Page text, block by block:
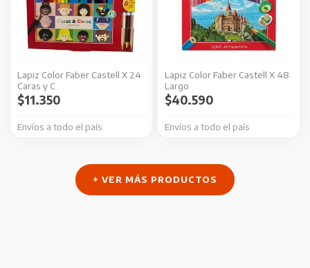
Lapiz Color Faber Castell X 24
Caras y C
Envíos a todo el país
$11.350
Lapiz Color Faber Castell X 48
Largo
Envíos a todo el país
$40.590
+ VER MÁS PRODUCTOS